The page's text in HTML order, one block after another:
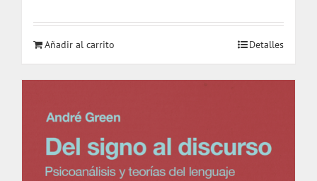
Añadir al carrito Detalles